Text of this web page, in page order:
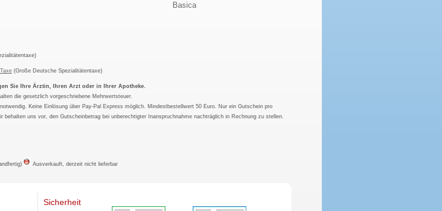
Basica
(Große Deutsche Spezialitätentaxe)
Sie Ihre Ärztin, Ihren Arzt oder in Ihrer Apotheke.
die gesetzlich vorgeschriebene Mehrwertsteuer.
Keine Einlösung über Pay-Pal Express möglich. Mindestbestellwert 50 Euro. Nur ein Gutschein pro
uns vor, den Gutscheinbetrag bei unberechtigter Inanspruchnahme nachträglich in Rechnung zu stellen.
Ausverkauft, derzeit nicht lieferbar
Sicherheit